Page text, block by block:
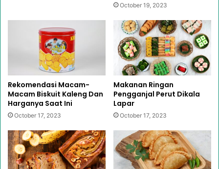
October 19, 2023
Rekomendasi Macam-
Macam Biskuit Kaleng Dan
Harganya Saat Ini
October 17, 2023
Makanan Ringan
Pengganjal Perut Dikala
Lapar
October 17, 2023